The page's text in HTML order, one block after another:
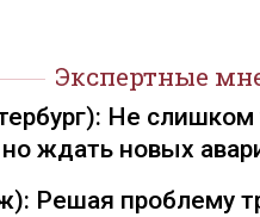
Экспертные
Не
ждать новых
Решая проблему